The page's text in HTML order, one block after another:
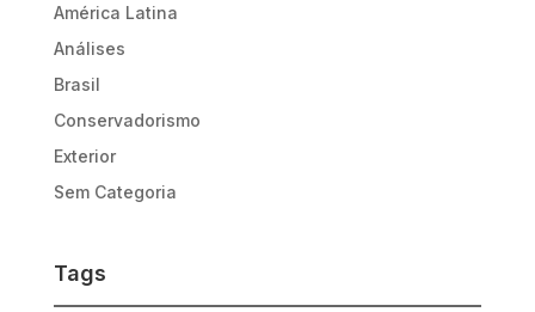
América Latina
Análises
Brasil
Conservadorismo
Exterior
Sem Categoria
Tags